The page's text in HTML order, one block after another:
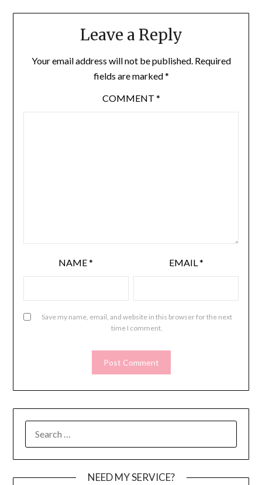
Leave a Reply
Your email address will not be published. Required
fields are marked*
COMMENT *
NAME* EMAIL*
Save my name, email, and website in this browser for the next
time I comment.
FOR:
NEED MY SERVICE?